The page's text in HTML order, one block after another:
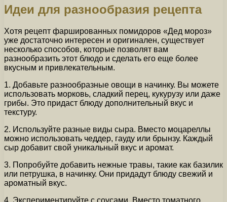
Идеи для разнообразия рецепта
Хотя рецепт фаршированных помидоров «Дед мороз»
уже достаточно интересен и оригинален, существует
несколько способов, которые позволят вам
разнообразить этот блюдо и сделать его еще более
вкусным и привлекательным.
1. Добавьте разнообразные овощи в начинку. Вы можете
использовать морковь, сладкий перец, кукурузу или даже
грибы. Это придаст блюду дополнительный вкус и
текстуру.
2. Используйте разные виды сыра. Вместо моцареллы
можно использовать чеддер, гауду или брынзу. Каждый
сыр добавит свой уникальный вкус и аромат.
3. Попробуйте добавить нежные травы, такие как базилик
или петрушка, в начинку. Они придадут блюду свежий и
ароматный вкус.